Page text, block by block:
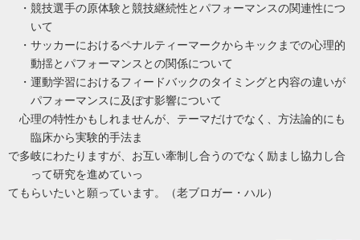
・競技選手の原体験と競技継続性とパフォーマンスの関連性につ
いて
・サッカーにおけるペナルティーマークからキックまでの心理的
動揺とパフォーマンスとの関係について
・運動学習におけるフィードバックのタイミングと内容の違いが
パフォーマンスに及ぼす影響について
心理の特性かもしれませんが、テーマだけでなく、方法論的にも
臨床から実験的手法ま
で多岐にわたりますが、お互い牽制し合うのでなく励まし協力し合
って研究を進めていっ
てもらいたいと願っています。（老ブロガー・ハル）